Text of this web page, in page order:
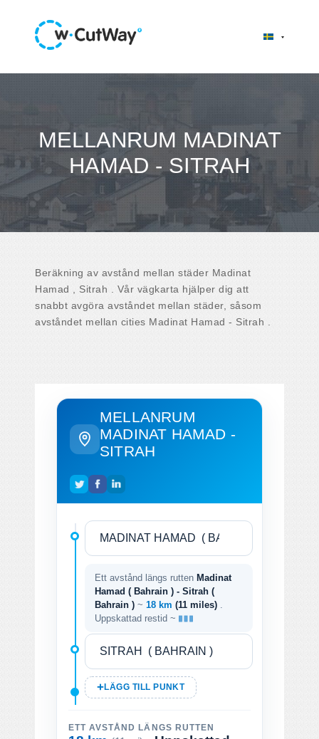
MELLANRUM MADINAT
HAMAD - SITRAH
Beräkning av avstånd mellan städer Madinat
Hamad , Sitrah . Vår vägkarta hjälper dig att
snabbt avgöra avståndet mellan städer, såsom
avståndet mellan cities Madinat Hamad - Sitrah .
MELLANRUM
MADINAT HAMAD -
SITRAH
Ett avstånd längs rutten Madinat
Hamad ( Bahrain ) - Sitrah (
Bahrain ) ~ 18 km (11 miles)
Uppskattad restid ~
LÄGG TILL PUNKT
ETT AVSTÅND LÄNGS RUTTEN